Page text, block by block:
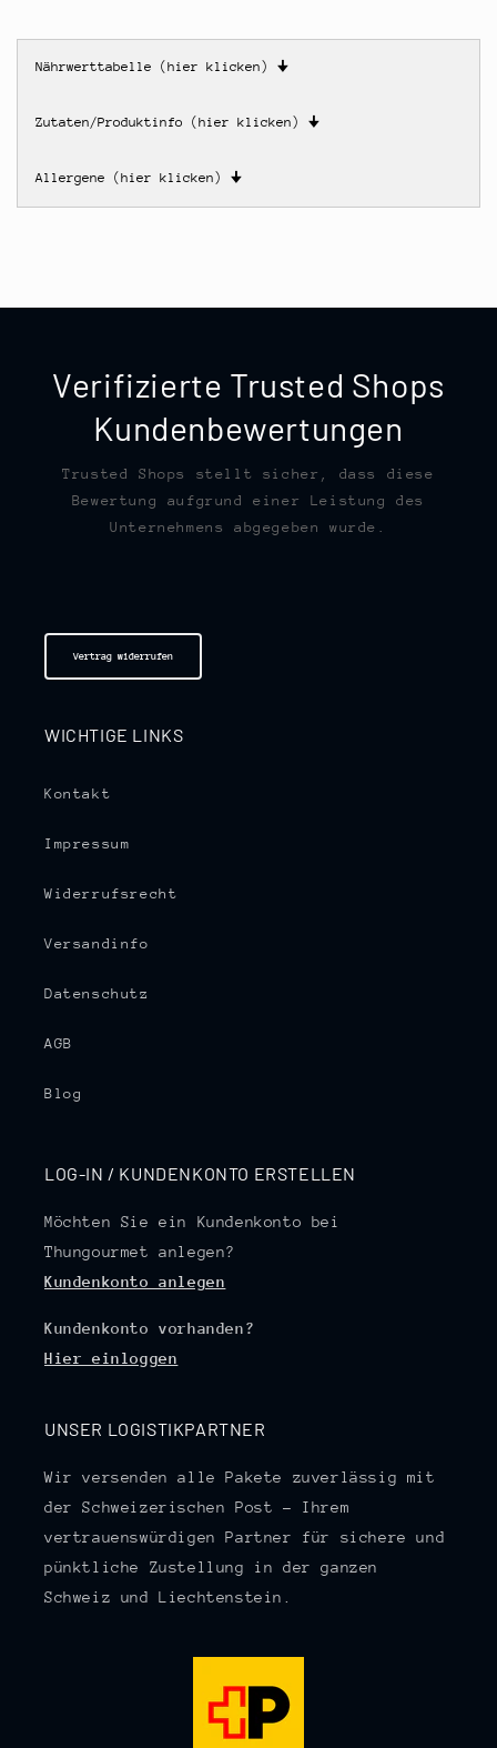
Nährwerttabelle (hier klicken) 🠋
Zutaten/Produktinfo (hier klicken) 🠋
Allergene (hier klicken) 🠋
Verifizierte Trusted Shops
Kundenbewertungen
Trusted Shops stellt sicher, dass diese
Bewertung aufgrund einer Leistung des
Unternehmens abgegeben wurde.
Vertrag widerrufen
WICHTIGE LINKS
Kontakt
Impressum
Widerrufsrecht
Versandinfo
Datenschutz
AGB
Blog
LOG-IN / KUNDENKONTO ERSTELLEN
Möchten Sie ein Kundenkonto bei
Thungourmet anlegen?
Kundenkonto anlegen
Kundenkonto vorhanden?
Hier einloggen
UNSER LOGISTIKPARTNER
Wir versenden alle Pakete zuverlässig mit
der Schweizerischen Post – Ihrem
vertrauenswürdigen Partner für sichere und
pünktliche Zustellung in der ganzen
Schweiz und Liechtenstein.